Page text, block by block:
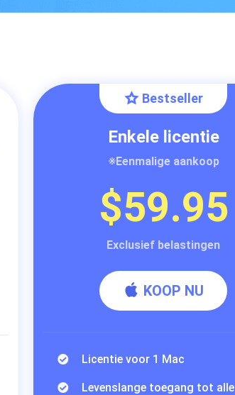
Bestseller
Enkele licentie
※Eenmalige aankoop
$59.95
Exclusief belastingen
KOOP NU
Licentie voor 1 Mac
Levenslange toegang tot alle